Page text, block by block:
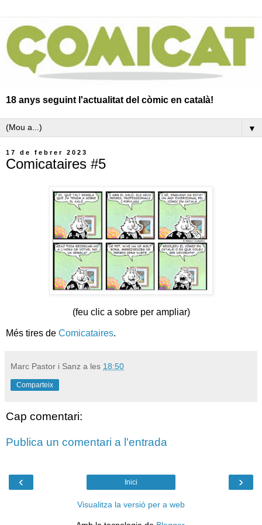
18 anys seguint l'actualitat del còmic en català!
▼
17 de febrer 2023
Comicataires #5
(feu clic a sobre per ampliar)
Més tires de Comicataires.
Marc Pastor i Sanz a les 18:50
Comparteix
Cap comentari:
Publica un comentari a l'entrada
‹ ›
Inici
Visualitza la versió per a web